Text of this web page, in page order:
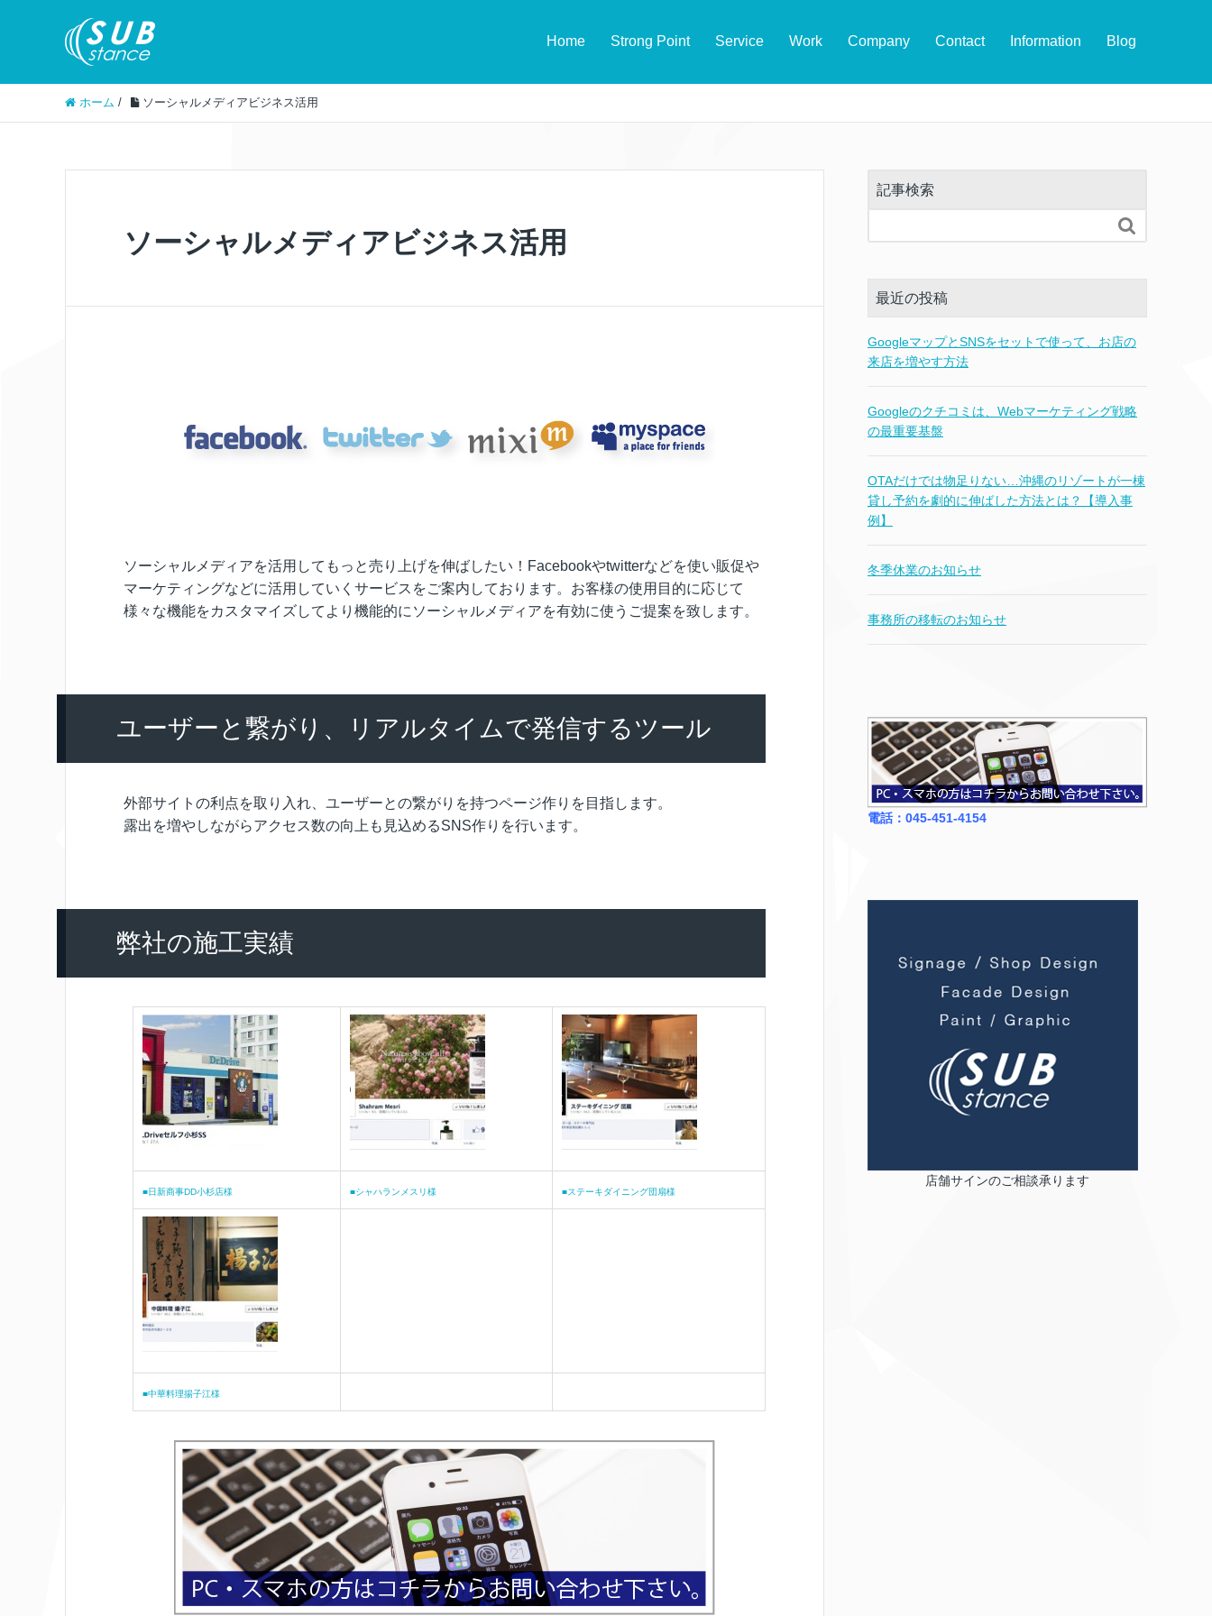
Home Strong Point Service Work Company Contact Information Blog
ホーム / ソーシャルメディアビジネス活用
ソーシャルメディアビジネス活用
ソーシャルメディアを活用してもっと売り上げを伸ばしたい！Facebookやtwitterなどを使い販促や
マーケティングなどに活用していくサービスをご案内しております。お客様の使用目的に応じて
様々な機能をカスタマイズしてより機能的にソーシャルメディアを有効に使うご提案を致します。
ユーザーと繋がり、リアルタイムで発信するツール
外部サイトの利点を取り入れ、ユーザーとの繋がりを持つページ作りを目指します。
露出を増やしながらアクセス数の向上も見込めるSNS作りを行います。
弊社の施工実績
■日新商事DD小杉店様 ■シャハランメスリ様 ■ステーキダイニング団扇様
■中華料理揚子江様
記事検索

最近の投稿
GoogleマップとSNSをセットで使って、お店の
来店を増やす方法
Googleのクチコミは、Webマーケティング戦略
の最重要基盤
OTAだけでは物足りない…沖縄のリゾートが一棟
貸し予約を劇的に伸ばした方法とは？【導入事
例】
冬季休業のお知らせ
事務所の移転のお知らせ
電話：045-451-4154
店舗サインのご相談承ります